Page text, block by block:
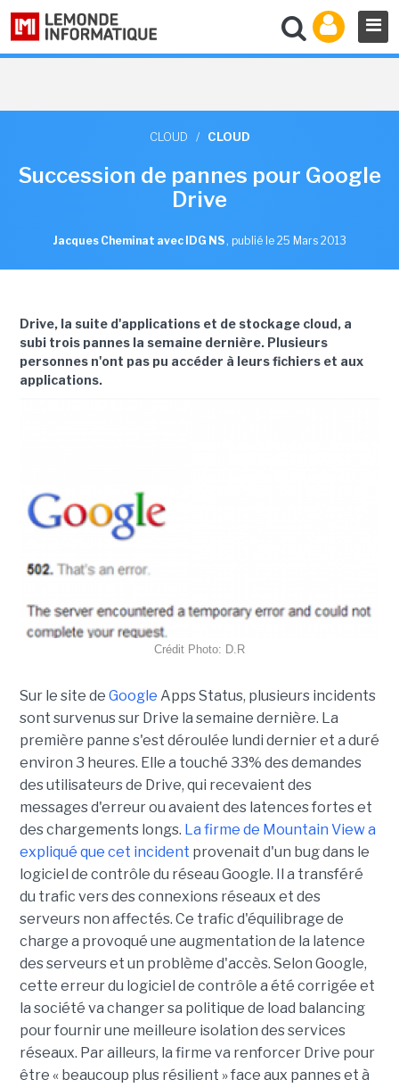
CLOUD / CLOUD
Succession de pannes pour Google
Drive
Jacques Cheminat avec IDG NS , publié le 25 Mars 2013
Drive, la suite d'applications et de stockage cloud, a
subi trois pannes la semaine dernière. Plusieurs
personnes n'ont pas pu accéder à leurs fichiers et aux
applications.
Crédit Photo: D.R
Sur le site de Google Apps Status, plusieurs incidents
sont survenus sur Drive la semaine dernière. La
première panne s'est déroulée lundi dernier et a duré
environ 3 heures. Elle a touché 33% des demandes
des utilisateurs de Drive, qui recevaient des
messages d'erreur ou avaient des latences fortes et
des chargements longs. La firme de Mountain View a
expliqué que cet incident provenait d'un bug dans le
logiciel de contrôle du réseau Google. Il a transféré
du trafic vers des connexions réseaux et des
serveurs non affectés. Ce trafic d'équilibrage de
charge a provoqué une augmentation de la latence
des serveurs et un problème d'accès. Selon Google,
cette erreur du logiciel de contrôle a été corrigée et
la société va changer sa politique de load balancing
pour fournir une meilleure isolation des services
réseaux. Par ailleurs, la firme va renforcer Drive pour
être « beaucoup plus résilient » face aux pannes et à